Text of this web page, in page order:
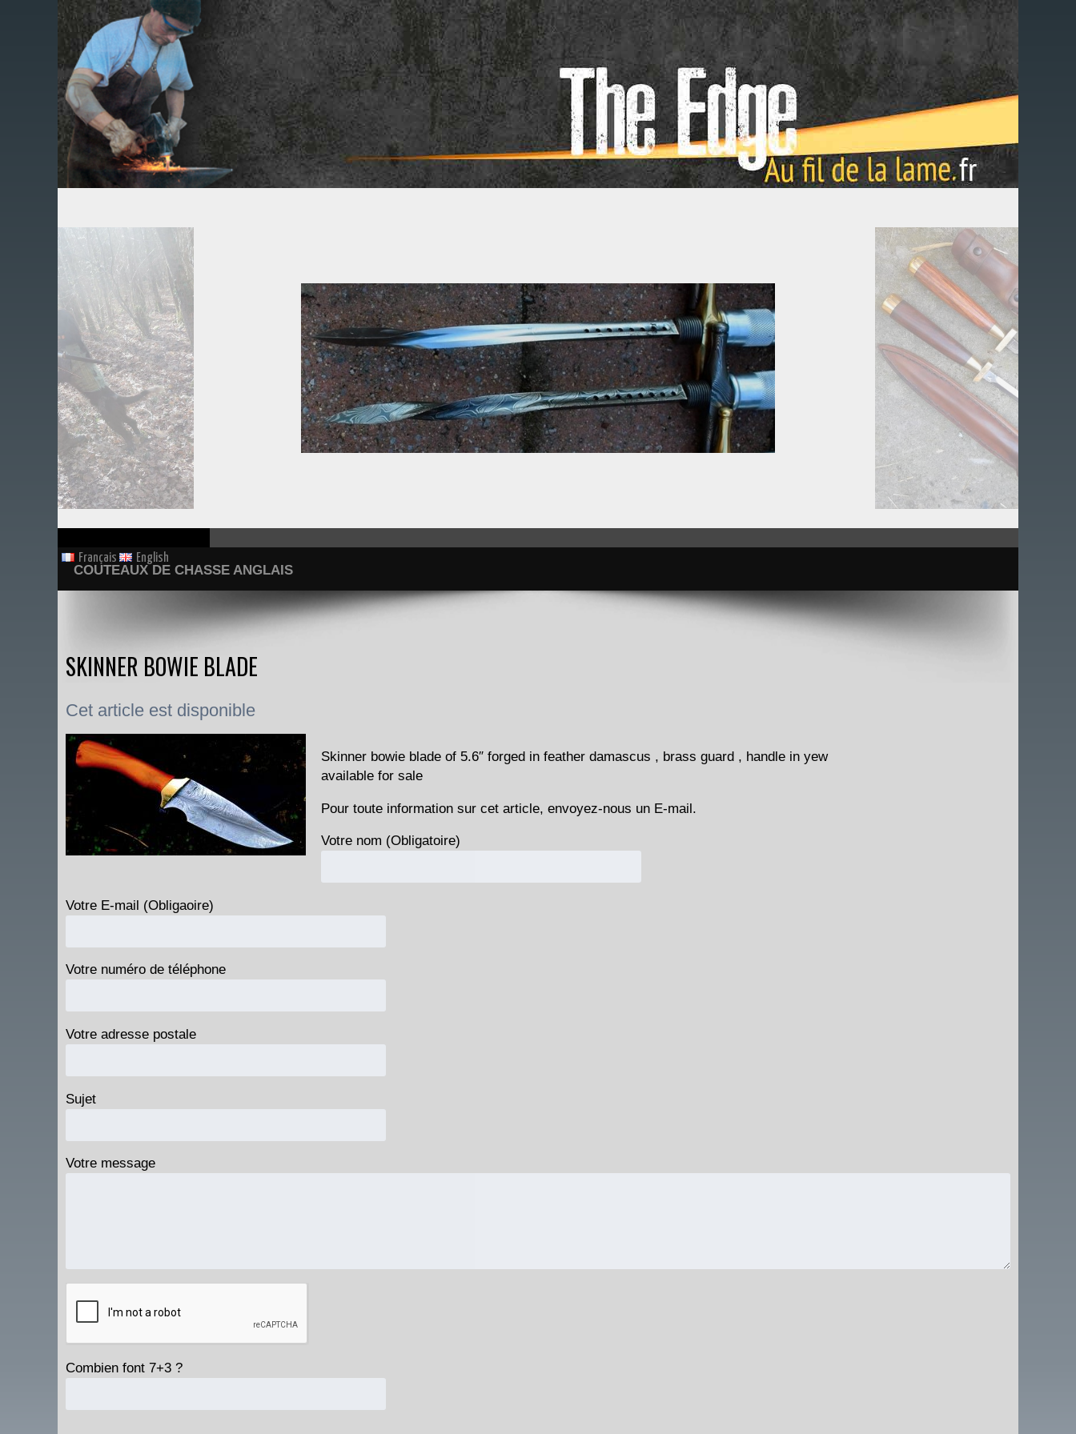
ÉPIEU DE CHASSE FORGÉ
Français English
COUTEAUX DE CHASSE ANGLAIS
SKINNER BOWIE BLADE
Cet article est disponible
Skinner bowie blade of 5.6″ forged in feather damascus , brass guard , handle in yew
available for sale
Pour toute information sur cet article, envoyez-nous un E-mail.
Votre nom (Obligatoire)
Votre E-mail (Obligaoire)
Votre numéro de téléphone
Votre adresse postale
Sujet
Votre message
Combien font 7+3 ?